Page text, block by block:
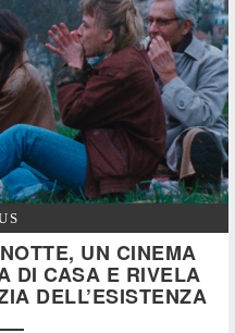
UN CINEMA
DI CASA E RIVELA
DELL’ESISTENZA